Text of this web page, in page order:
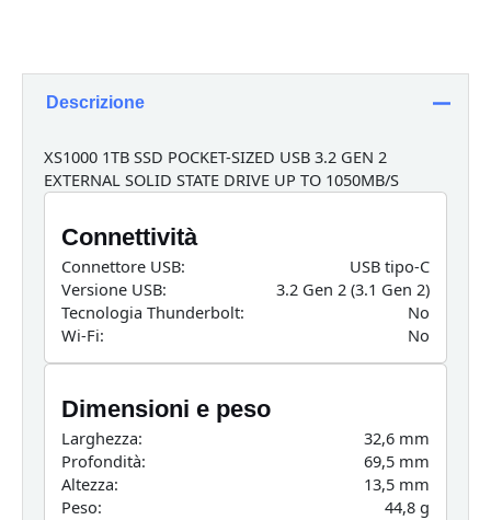
Descrizione
XS1000 1TB SSD POCKET-SIZED USB 3.2 GEN 2
EXTERNAL SOLID STATE DRIVE UP TO 1050MB/S
Connettività
Connettore USB:
USB tipo-C
Versione USB:
3.2 Gen 2 (3.1 Gen 2)
Tecnologia Thunderbolt:
No
Wi-Fi:
No
Dimensioni e peso
Larghezza:
32,6 mm
Profondità:
69,5 mm
Altezza:
13,5 mm
Peso:
44,8 g